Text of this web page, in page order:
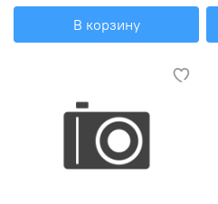
В корзину